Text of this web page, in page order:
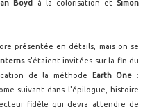
Boyd à la colorisation et Simon
présentée en détails, mais on se
s'étaient invitées sur la fin du
de la méthode
Earth One :
suivant dans l'épilogue, histoire
fidèle qui devra attendre de